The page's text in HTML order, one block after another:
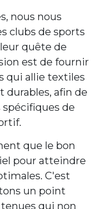
nous nous
clubs de sports
quête de
est de fournir
qui allie textiles
durables, afin de
de
que le bon
pour atteindre
C'est
un point
qui non